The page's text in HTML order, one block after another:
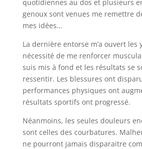
quotidiennes au dos et plusieurs
genoux sont venues me remettre
mes idées…
La dernière entorse m’a ouvert les
nécessité de me renforcer
suis mis à fond et les résultats se
ressentir. Les blessures ont
performances physiques ont
résultats sportifs ont progressé.
Néanmoins, les seules douleurs
sont celles des courbatures.
ne pourront jamais disparaitre